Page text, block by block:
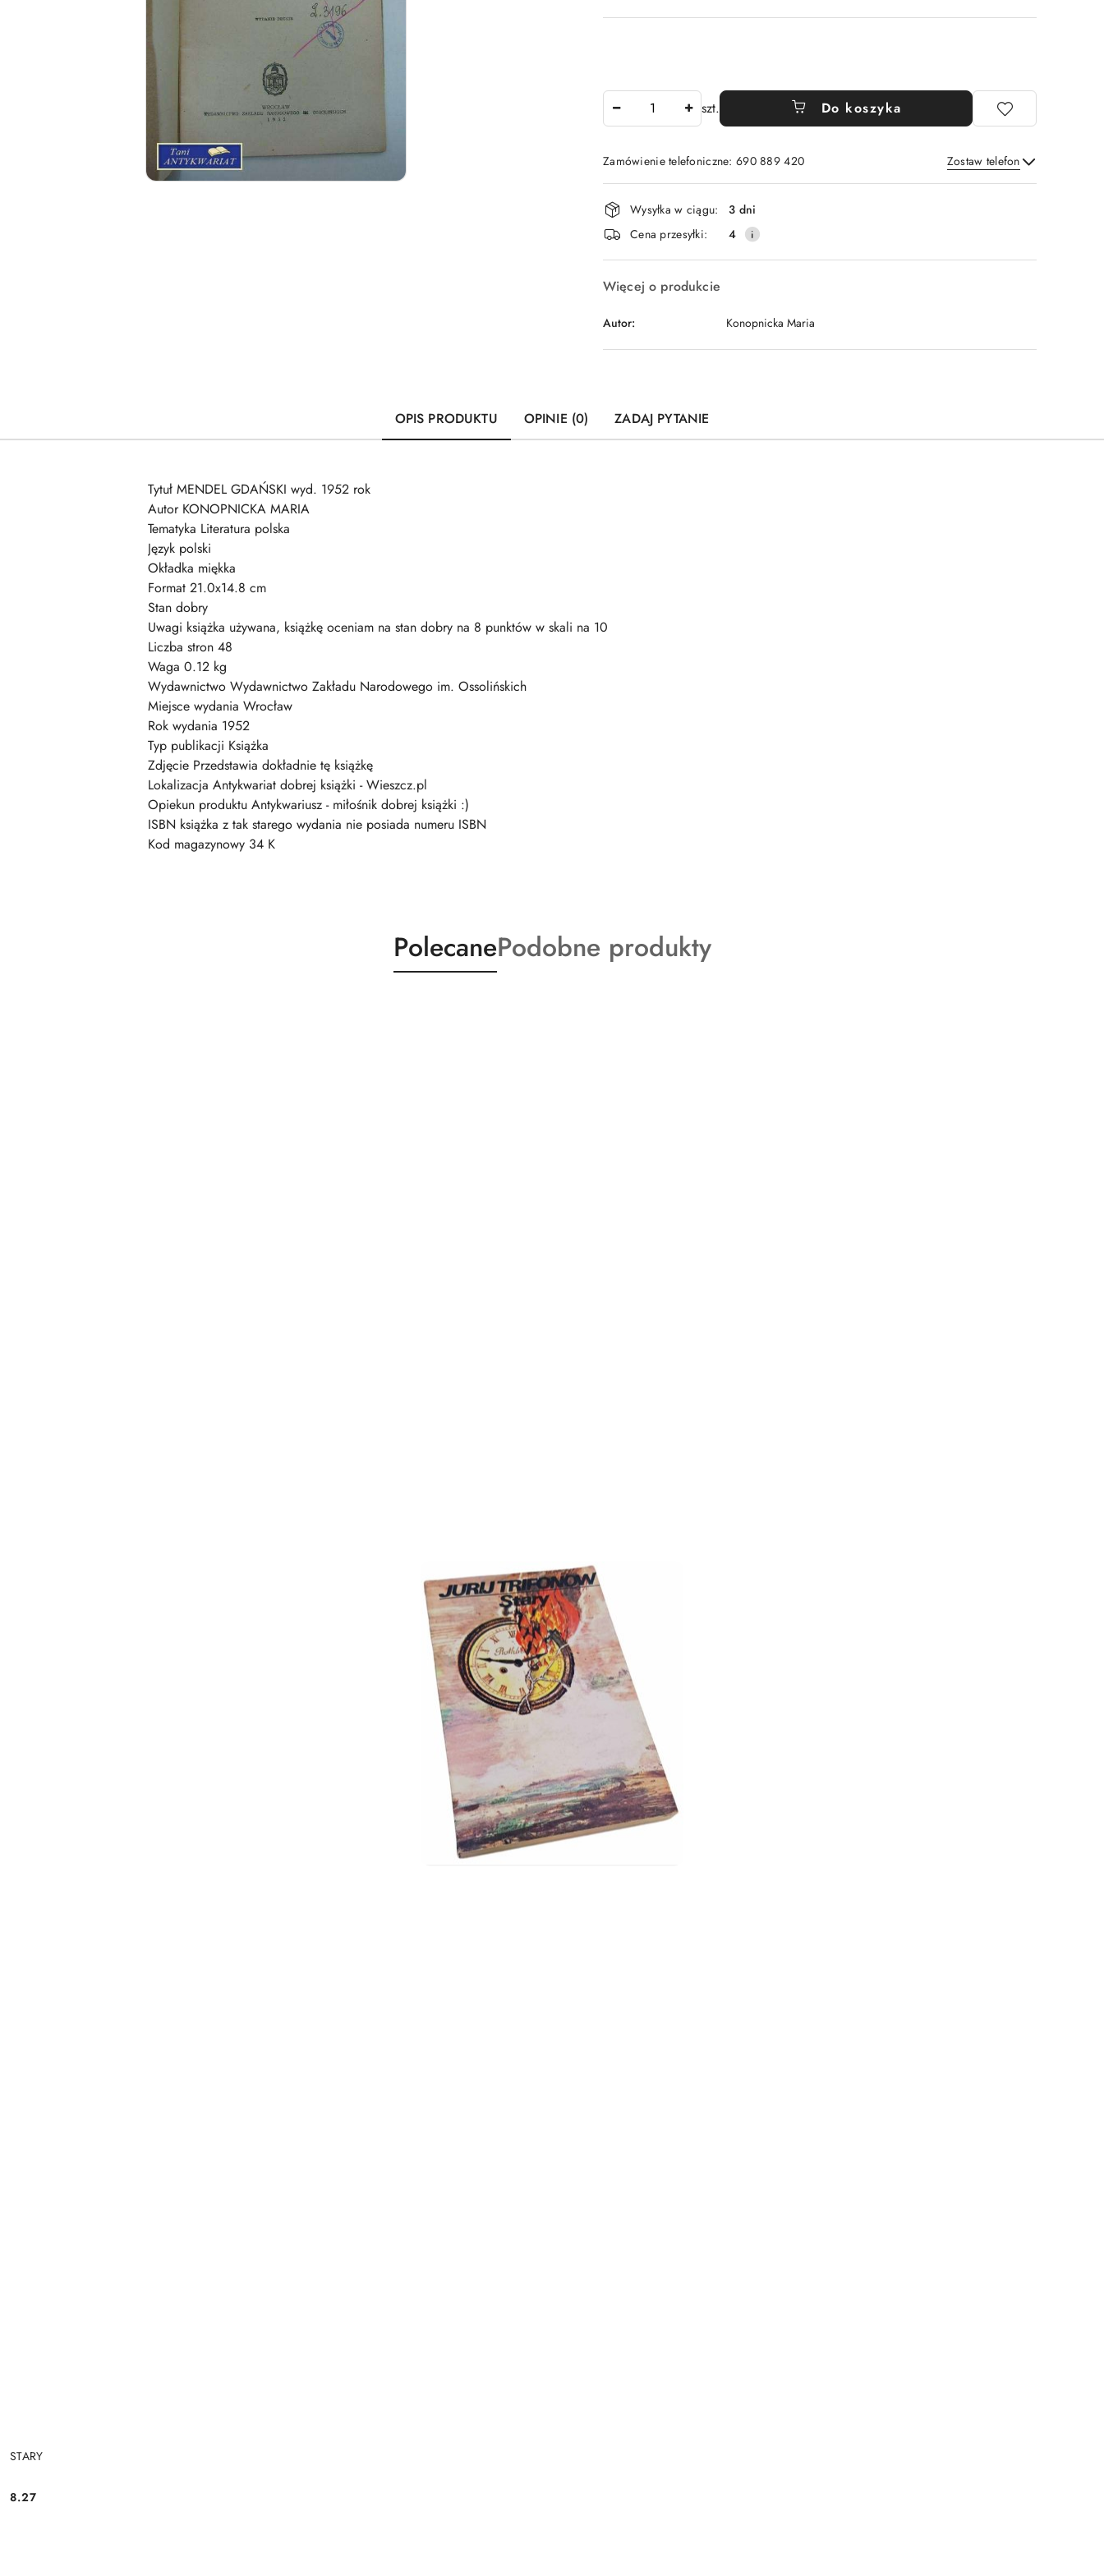
szt. Do koszyka
Zamówienie telefoniczne: 690 889 420 Zostaw telefon
Wyślij
Dostępność
i
dostawa
Wysyłka w ciągu:
3 dni
Cena przesyłki:
4
Więcej o produkcie
Autor: Konopnicka Maria
OPIS PRODUKTU OPINIE (0) ZADAJ PYTANIE
Tytuł MENDEL GDAŃSKI wyd. 1952 rok
Autor KONOPNICKA MARIA
Tematyka Literatura polska
Język polski
Okładka miękka
Format 21.0x14.8 cm
Stan dobry
Uwagi książka używana, książkę oceniam na stan dobry na 8 punktów w skali na 10
Liczba stron 48
Waga 0.12 kg
Wydawnictwo Wydawnictwo Zakładu Narodowego im. Ossolińskich
Miejsce wydania Wrocław
Rok wydania 1952
Typ publikacji Książka
Zdjęcie Przedstawia dokładnie tę książkę
Lokalizacja Antykwariat dobrej książki - Wieszcz.pl
Opiekun produktu Antykwariusz - miłośnik dobrej książki :)
ISBN książka z tak starego wydania nie posiada numeru ISBN
Kod magazynowy 34 K
Produkty
o
PolecaneProdukty
o
Podobne produkty
STARY
Cena:
8.27